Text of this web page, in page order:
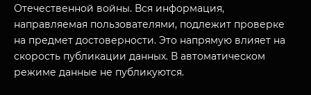
Отечественной войны. Вся информация,
направляемая пользователями, подлежит проверке
на предмет достоверности. Это напрямую влияет на
скорость публикации данных. В автоматическом
режиме данные не публикуются.